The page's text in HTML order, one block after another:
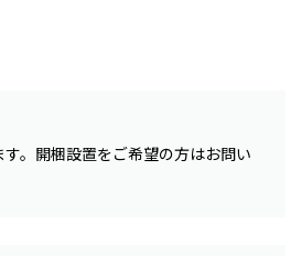
。開梱設置をご希望の方はお問い